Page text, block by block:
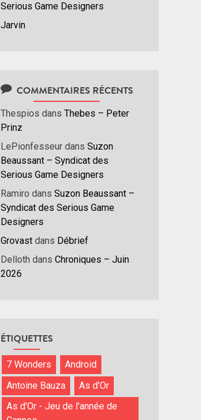
Serious Game Designers
Jarvin
COMMENTAIRES RÉCENTS
Thespios dans Thebes – Peter
Prinz
LePionfesseur dans Suzon
Beaussant – Syndicat des
Serious Game Designers
Ramiro dans Suzon Beaussant –
Syndicat des Serious Game
Designers
Grovast dans Débrief
Delloth dans Chroniques – Juin
2026
ÉTIQUETTES
7 Wonders
Android
Antoine Bauza
As d'Or
As d'Or - Jeu de l'année de